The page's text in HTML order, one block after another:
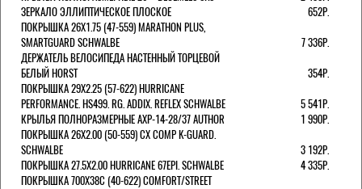
ЗЕРКАЛО ЭЛЛИПТИЧЕСКОЕ ПЛОСКОЕ
652Р.
ПОКРЫШКА 26X1.75 (47-559) MARATHON PLUS,
SMARTGUARD SCHWALBE
7 336Р.
ДЕРЖАТЕЛЬ ВЕЛОCИПЕДА НАСТЕННЫЙ ТОРЦЕВОЙ
БЕЛЫЙ HORST
354Р.
ПОКРЫШКА 29X2.25 (57-622) HURRICANE
PERFORMANCE. HS499. RG. ADDIX. REFLEX SCHWALBE
5 541Р.
КРЫЛЬЯ ПОЛНОРАЗМЕРНЫЕ AXP-14-28/37 AUTHOR
1 990Р.
ПОКРЫШКА 26X2.00 (50-559) CX COMP K-GUARD.
SCHWALBE
3 192Р.
ПОКРЫШКА 27.5X2.00 HURRICANE 67EPI. SCHWALBE
4 335Р.
ПОКРЫШКА 700X38С (40-622) COMFORT/STREET